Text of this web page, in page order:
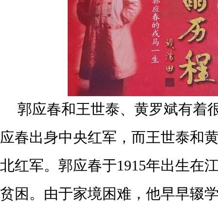
郭应春和王世泰、黄罗斌有着
应春出身中央红军，而王世泰和
北红军。郭应春于1915年出生在
贫困。由于家境困难，他早早辍